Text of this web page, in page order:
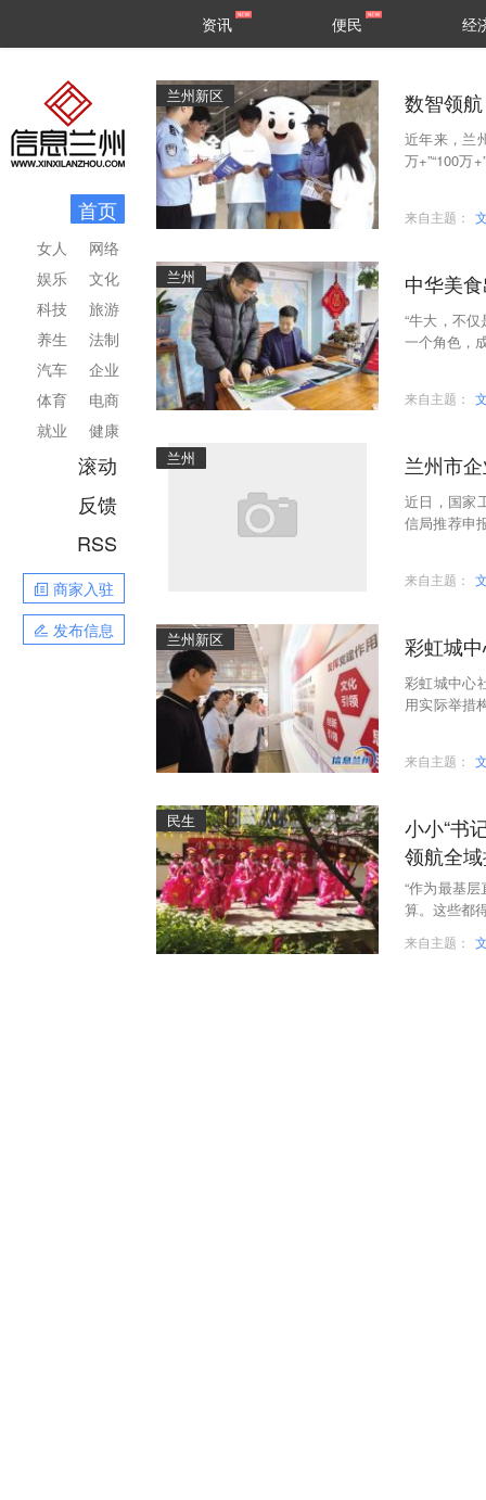
区县
资讯 便民 经
首页
网络
文化
旅游
法制
企业
电商
健康
女人
娱乐
科技
养生
汽车
体育
就业
滚动
反馈
RSS
商家入驻
发布信息
兰州新区 数智领
近年来，兰
万+”“100万
来自主题：
兰州 中华美
“牛大，不
一个角色，
来自主题：
兰州 兰州市
近日，国家
信局推荐申
来自主题：
兰州新区 彩虹城
彩虹城中心
用实际举措
来自主题：
民生
小小“书
领航全
“作为最基
算。这些都
来自主题：